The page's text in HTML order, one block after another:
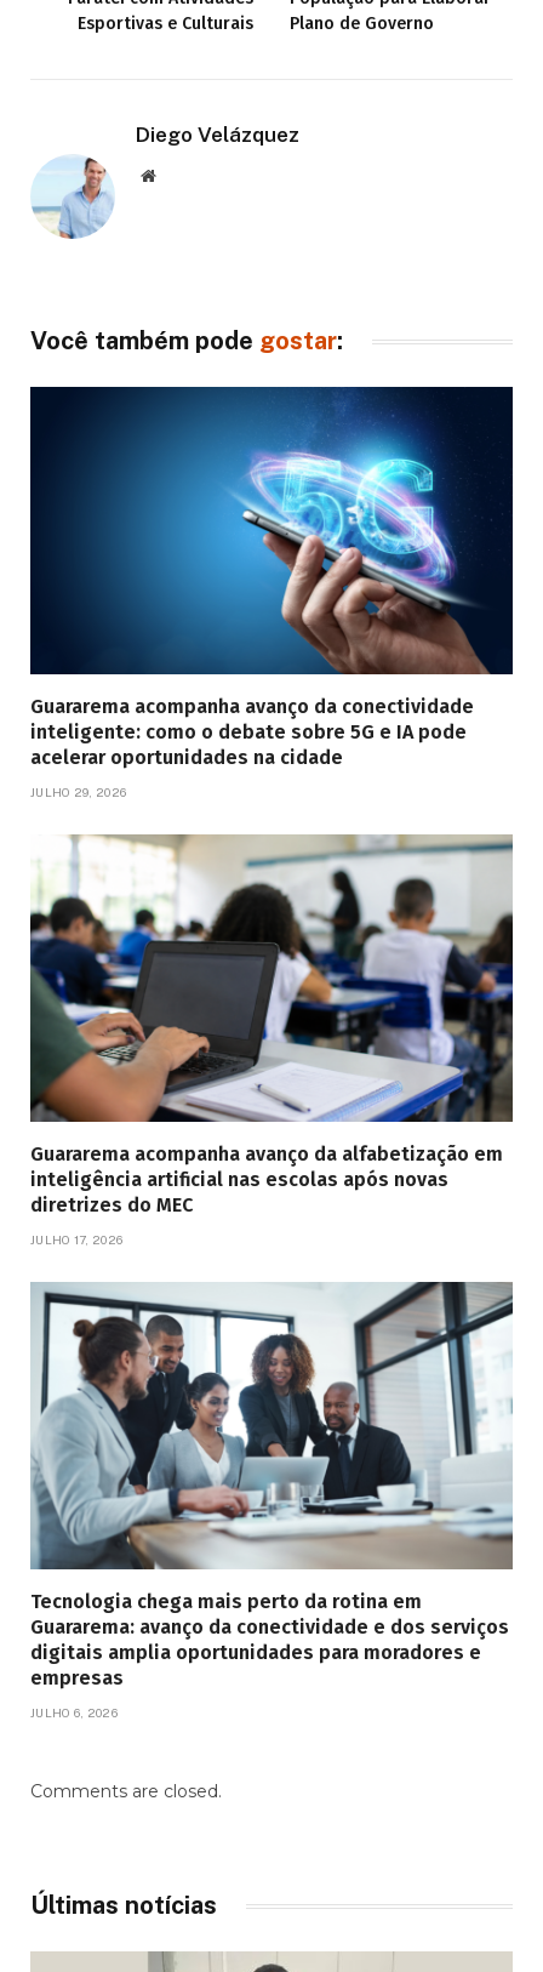
Esportivas e Culturais
Plano de Governo
Diego Velázquez
Website
Você também pode gostar:
Guararema acompanha avanço da conectividade
inteligente: como o debate sobre 5G e IA pode
acelerar oportunidades na cidade
JULHO 29, 2026
Guararema acompanha avanço da alfabetização em
inteligência artificial nas escolas após novas
diretrizes do MEC
JULHO 17, 2026
Tecnologia chega mais perto da rotina em
Guararema: avanço da conectividade e dos serviços
digitais amplia oportunidades para moradores e
empresas
JULHO 6, 2026
Comments are closed.
Últimas notícias